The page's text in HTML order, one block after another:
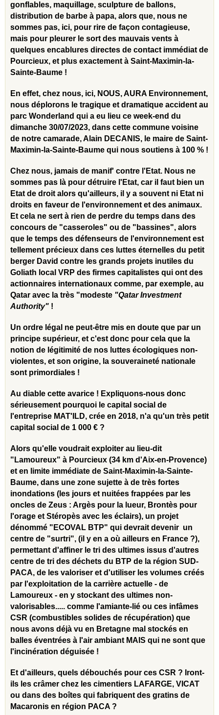
gonflables, maquillage, sculpture de ballons,
distribution de barbe à papa, alors que, nous ne
sommes pas, ici, pour rire de façon contagieuse,
mais pour pleurer le sort des mauvais vents à
quelques encablures directes de contact immédiat de
Pourcieux, et plus exactement à Saint-Maximin-la-
Sainte-Baume !
En effet, chez nous, ici, NOUS, AURA Environnement,
nous déplorons le tragique et dramatique accident au
parc Wonderland qui a eu lieu ce week-end du
dimanche 30/07/2023, dans cette commune voisine
de notre camarade, Alain DECANIS, le maire de Saint-
Maximin-la-Sainte-Baume qui nous soutiens à 100 % !
Chez nous, jamais de manif' contre l'Etat. Nous ne
sommes pas là pour détruire l'Etat, car il faut bien un
Etat de droit alors qu'ailleurs, il y a souvent ni Etat ni
droits en faveur de l'environnement et des animaux.
Et cela ne sert à rien de perdre du temps dans des
concours de "casseroles" ou de "bassines", alors
que le temps des défenseurs de l'environnement est
tellement précieux dans ces luttes éternelles du petit
berger David contre les grands projets inutiles du
Goliath local VRP des firmes capitalistes qui ont des
actionnaires internationaux comme, par exemple, au
Qatar avec la très "modeste "Qatar Investment
Authority" !
Un ordre légal ne peut-être mis en doute que par un
principe supérieur, et c'est donc pour cela que la
notion de légitimité de nos luttes écologiques non-
violentes, et son origine, la souveraineté nationale
sont primordiales !
Au diable cette avarice ! Expliquons-nous donc
sérieusement pourquoi le capital social de
l'entreprise MAT'ILD, crée en 2018, n'a qu'un très petit
capital social de 1 000 € ?
Alors qu'elle voudrait exploiter au lieu-dit
"Lamoureux" à Pourcieux (34 km d'Aix-en-Provence)
et en limite immédiate de Saint-Maximin-la-Sainte-
Baume, dans une zone sujette à de très fortes
inondations (les jours et nuitées frappées par les
oncles de Zeus : Argès pour la lueur, Brontès pour
l'orage et Stéropès avec les éclairs), un projet
dénommé "ECOVAL BTP" qui devrait devenir un
centre de "surtri", (il y en a où ailleurs en France ?),
permettant d'affiner le tri des ultimes issus d'autres
centre de tri des déchets du BTP de la région SUD-
PACA, de les valoriser et d'utiliser les volumes créés
par l'exploitation de la carrière actuelle - de
Lamoureux - en y stockant des ultimes non-
valorisables..... comme l'amiante-lié ou ces infâmes
CSR (combustibles solides de récupération) que
nous avons déjà vu en Bretagne mal stockés en
balles éventrées à l'air ambiant MAIS qui ne sont que
l'incinération déguisée !
Et d'ailleurs, quels débouchés pour ces CSR ? Iront-
ils les crâmer chez les cimentiers LAFARGE, VICAT
ou dans des boîtes qui fabriquent des gratins de
Macaronis en région PACA ?